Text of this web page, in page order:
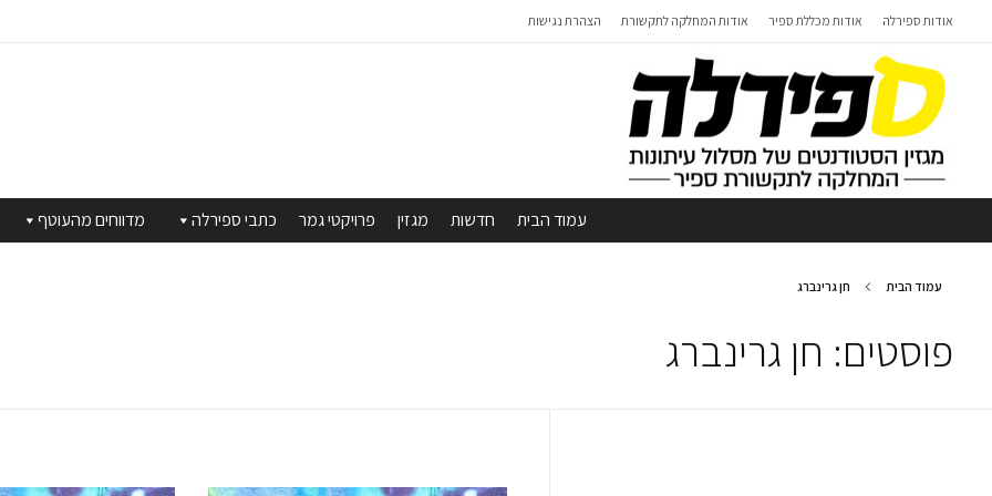
אודות ספירלה אודות מכללת ספיר אודות המחלקה לתקשורת הצהרת נגישות
עמוד הבית חדשות מגזין פרויקטי גמר כתבי ספירלה מדווחים מהעוטף
עמוד הבית חן גרינברג
פוסטים: חן גרינברג